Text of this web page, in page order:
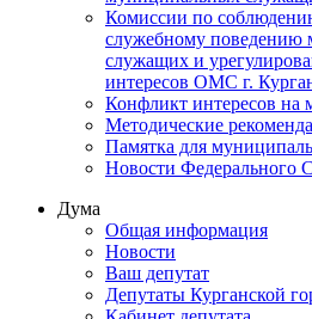
Комиссии по
служебному поведению
служащих и
интересов ОМС г.
Конфликт интересов на
Методические
Памятка для
Новости Федерального
Дума
Общая информация
Новости
Ваш депутат
Депутаты Курганской